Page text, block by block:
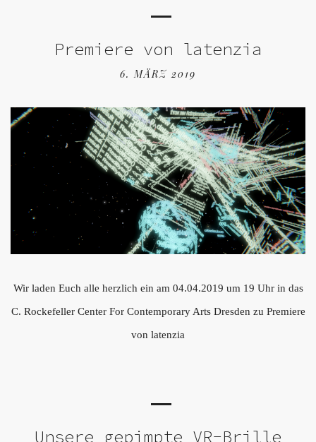
Premiere von latenzia
6. MÄRZ 2019
Wir laden Euch alle herzlich ein am 04.04.2019 um 19 Uhr in das
C. Rockefeller Center For Contemporary Arts Dresden zu Premiere
von latenzia
Unsere gepimpte VR-Brille